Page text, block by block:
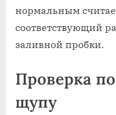
нормальным
соответствующий
заливной пробки.
Проверка
щупу